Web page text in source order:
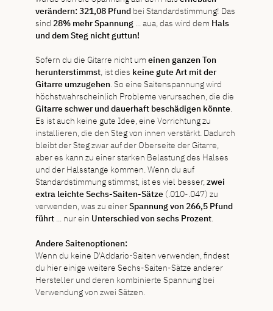
verändern: 321,08 Pfund bei Standardstimmung! Das
sind 28% mehr Spannung ... aua, das wird dem Hals
und dem Steg nicht guttun!
Sofern du die Gitarre nicht umeinen ganzen Ton
herunterstimmst, ist dies keine gute Art mit der
Gitarre umzugehen. So eine Saitenspannung wird
höchstwahrscheinlich Probleme verursachen, die die
Gitarre schwer und dauerhaft beschädigen könnte.
Es ist auch keine gute Idee, eine Vorrichtung zu
installieren, die den Steg von innen verstärkt. Dadurch
bleibt der Steg zwar auf der Oberseite der Gitarre,
aber es kann zu einer starken Belastung des Halses
und der Halsstange kommen. Wenn du auf
Standardstimmung stimmst, ist es viel besser,zwei
extra leichte Sechs-Saiten-Sätze (.010-.047) zu
verwenden, was zu einerSpannung von 266,5 Pfund
führt ... nur ein Unterschied von sechs Prozent.
Andere Saitenoptionen:
Wenn du keine D'Addario-Saiten verwenden, findest
du hier einige weitere Sechs-Saiten-Sätze anderer
Hersteller und deren kombinierte Spannung bei
Verwendung von zwei Sätzen.